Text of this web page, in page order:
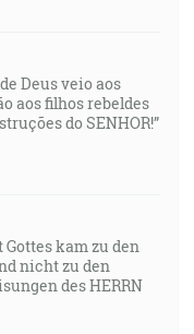
Deus veio aos
aos filhos rebeldes
do SENHOR!”
Gottes kam zu den
nicht zu den
des HERRN